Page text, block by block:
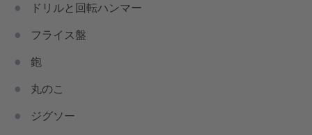
ドリルと回転ハンマー
フライス盤
鉋
丸のこ
ジグソー